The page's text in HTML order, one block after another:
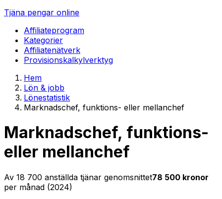
Tjäna pengar online
Affiliateprogram
Kategorier
Affiliatenätverk
Provisionskalkylverktyg
Hem
Lön & jobb
Lönestatistik
Marknadschef, funktions- eller mellanchef
Marknadschef, funktions-
eller mellanchef
Av 18 700 anställda tjänar genomsnittet78 500 kronor
per månad (2024)